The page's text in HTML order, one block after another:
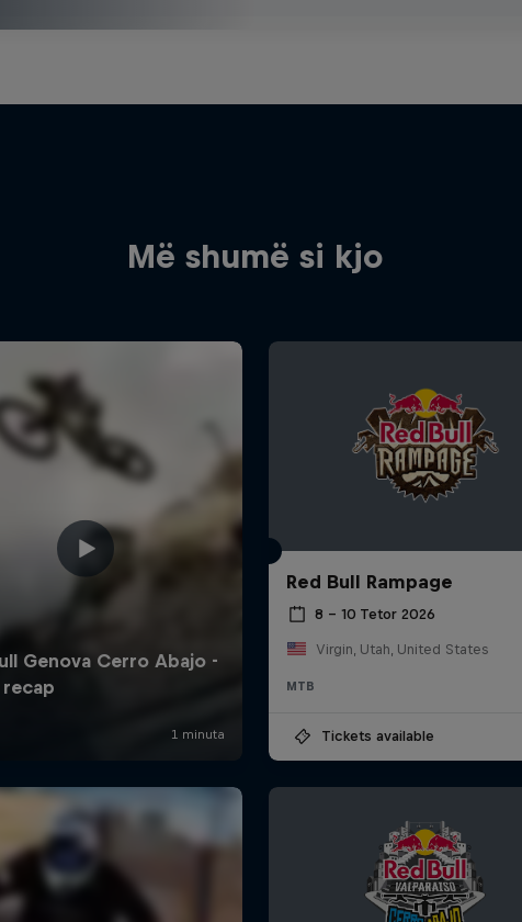
Më shumë si kjo
Red Bull Rampage
8 – 10 Tetor 2026
Virgin, Utah, United States
MTB
Tickets available